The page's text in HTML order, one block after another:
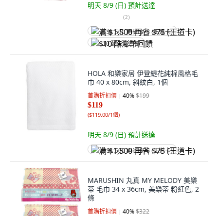
明天 8/9 (日) 預計送達
(2)
满 $1,500 再省 $75 (王道卡)
$10 酷澎幣回饋
HOLA 和樂家居 伊登緹花純棉風格毛
巾 40 x 80cm, 斜紋白, 1個
首購折扣價 40%$199
$119
($119.00/1個)
明天 8/9 (日) 預計送達
满 $1,500 再省 $75 (王道卡)
MARUSHIN 丸真 MY MELODY 美樂
蒂 毛巾 34 x 36cm, 美樂蒂 粉紅色, 2
條
首購折扣價 40%$322